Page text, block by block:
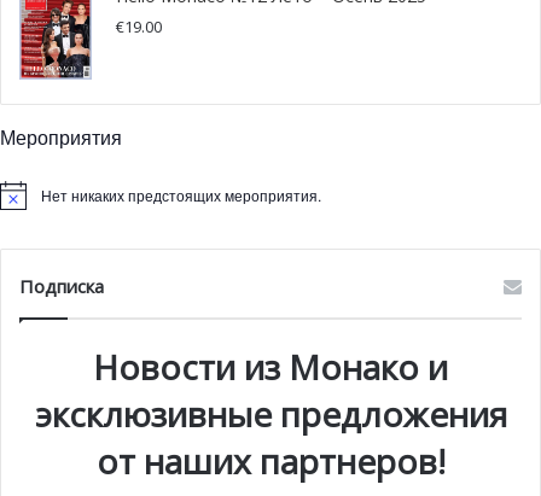
€19.00
Мероприятия
Нет никаких предстоящих мероприятия.
Подписка
Новости из Монако и
эксклюзивные предложения
от наших партнеров!